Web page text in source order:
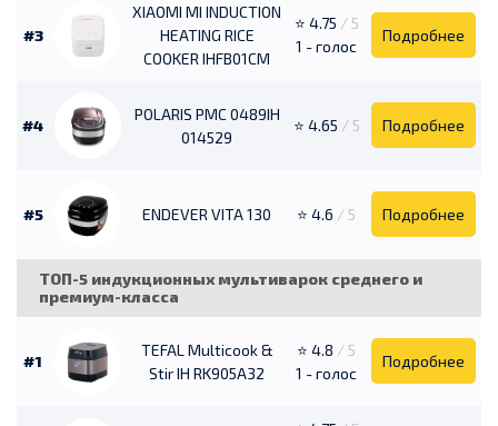
#3
XIAOMI MI INDUCTION
HEATING RICE
COOKER IHFB01CM
⭐ 4.75 / 5
1 - голос
Подробнее
#4
POLARIS PMC 0489IH
014529
⭐ 4.65 / 5 Подробнее
#5 ENDEVER VITA 130 ⭐ 4.6 / 5 Подробнее
ТОП-5 индукционных мультиварок среднего и
премиум-класса
#1
TEFAL Multicook &
Stir IH RK905A32
⭐ 4.8 / 5
1 - голос
Подробнее